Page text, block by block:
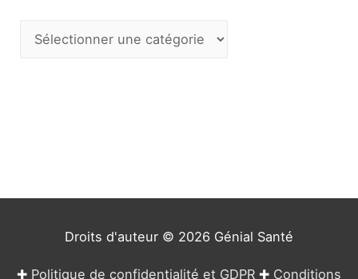
Droits d'auteur © 2026 Génial Santé
✚ Politique de confidentialité et GDPR ✚ Conditions